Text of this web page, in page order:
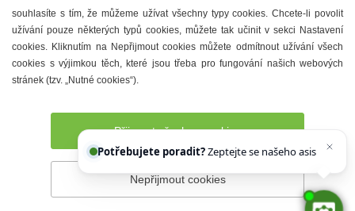
Restaurace
Městské muzeum a galerie
Denní meníčka
Prohlášení o přístupnosti Správce webu
souhlasíte s tím, že můžeme užívat všechny typy cookies. Chcete-li povolit
užívání pouze některých typů cookies, můžete tak učinit v sekci Nastavení
cookies. Kliknutím na Nepřijmout cookies můžete odmítnout užívání všech
cookies s výjimkou těch, které jsou třeba pro fungování našich webových
stránek (tzv. „Nutné cookies“).
Přijmout všechny cookies
Nepřijmout cookies
Potřebujete poradit?